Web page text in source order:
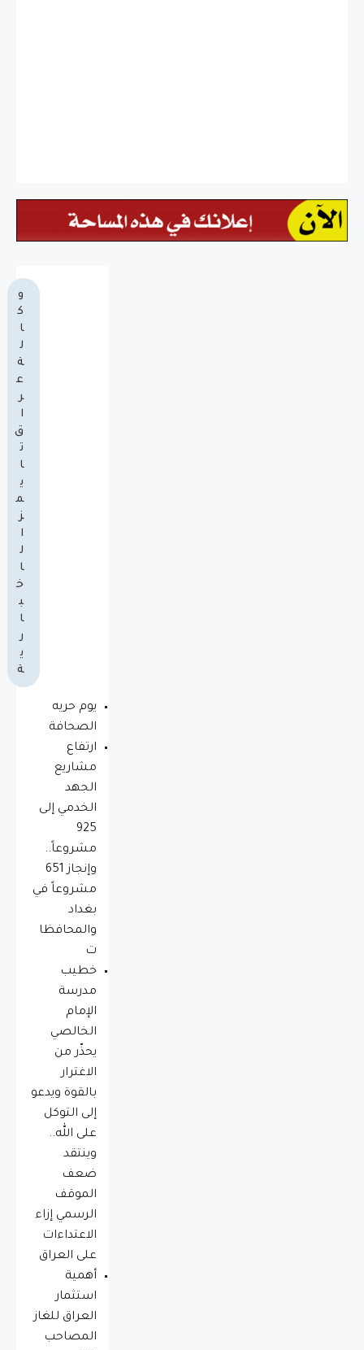
و
ك
ا
ل
ة
ع
ر
ا
ق
ت
ا
ي
م
ز
ا
ل
ا
خ
ب
ا
ر
ي
ة
يوم حريه
الصحافة
ارتفاع
مشاريع
الجهد
الخدمي إلى
925
مشروعاً..
وإنجاز 651
مشروعاً في
بغداد
والمحافظا
ت
خطيب
مدرسة
الإمام
الخالصي
يحذّر من
الاغترار
بالقوة ويدعو
إلى التوكل
على الله..
وينتقد
ضعف
الموقف
الرسمي إزاء
الاعتداءات
على العراق
أهمية
استثمار
العراق للغاز
المصاحب